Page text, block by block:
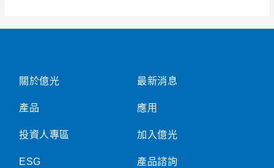
關於億光
產品
投資人專區
ESG
最新消息
應用
加入億光
產品諮詢